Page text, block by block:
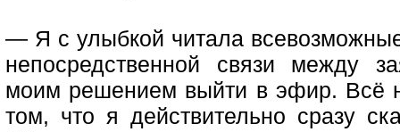
— Я с улыбкой читала
непосредственной связи между
моим решением выйти в эфир. Всё
том, что я действительно сразу